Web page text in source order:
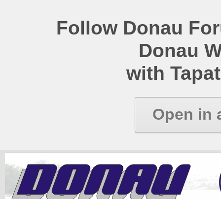
Follow Donau
Donau
with
Open in